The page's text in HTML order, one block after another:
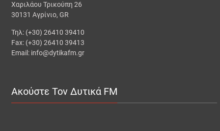
Χαριλάου Τρικούπη 26
30131 Αγρίνιο, GR
Τηλ: (+30) 26410 39410
Fax: (+30) 26410 39413
Email: info@dytikafm.gr
Ακούστε Τον Δυτικά FM